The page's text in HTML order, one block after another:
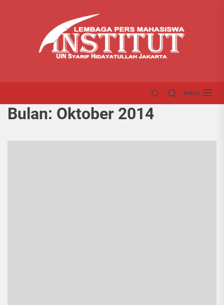
Menu
Bulan: Oktober 2014